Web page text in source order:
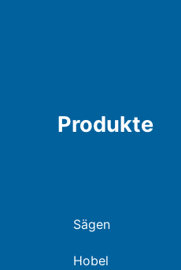
Produkte
Sägen
Hobel